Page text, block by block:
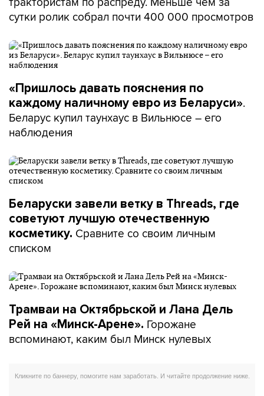
сутки ролик собрал почти 400 000 просмотров
«Пришлось давать пояснения по
каждому наличному евро из Беларуси».
Беларус купил таунхаус в Вильнюсе – его
наблюдения
Беларуски завели ветку в Threads, где
советуют лучшую отечественную
косметику. Сравните со своим личным
списком
Трамваи на Октябрьской и Лана Дель
Рей на «Минск-Арене». Горожане
вспоминают, каким был Минск нулевых